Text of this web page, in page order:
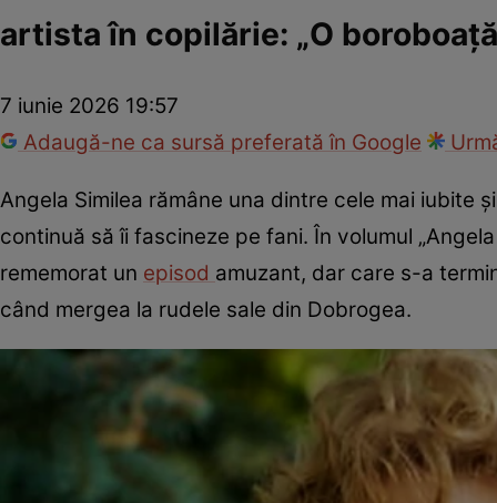
artista în copilărie: „O
7 iunie 2026 19:57
Adaugă-ne ca sursă preferată în Google
Angela Similea rămâne una dintre cele mai iubite
continuă să îi fascineze pe fani. În volumul
rememorat un episod amuzant, dar care s-a
când mergea la rudele sale din Dobrogea.